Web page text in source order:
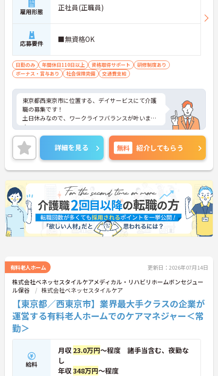
・機器の導入にあたっては誰でも使いこなせるよう
丁寧な指導を実施しています
【生活を支える充実の福利厚生】
・住宅手当や子供手当などご家族の生活もサポート
する手当を完備しています
・1食300円で施設と同じ食事が食べられる食事補助
制度を利用できます ・徒歩や自転車の通勤手当も用
意しています
雇用形態 正社員(正職員)
応募要件 ■無資格OK
日勤のみ 年間休日110日以上 資格取得サポート
研修制度あり
ボーナス・賞与あり
社会保険完備 交通費支給
東京都西東京市に位置する、デイサービスにて介護
職の募集です！
土日休みなので、ワークライフバランスが叶います
☆
ご興味のある方には、面接対策ポイントなど、さら
に詳細をお話しいたしますのでお気軽にご相談くだ
さい！
詳細を見る 無料 紹介してもらう
有料老人ホーム 更新日：2026年07月14日
株式会社ベネッセスタイルケアメディカル・リハビリホームボンセジュー
ル保谷
株式会社ベネッセスタイルケア
【東京都／西東京市】業界最大手クラスの企業が
運営する有料老人ホームでのケアマネジャー＜常
勤＞
給料
月収 23.0万円～程度 諸手当含む、夜勤な
し
年収348万円～程度